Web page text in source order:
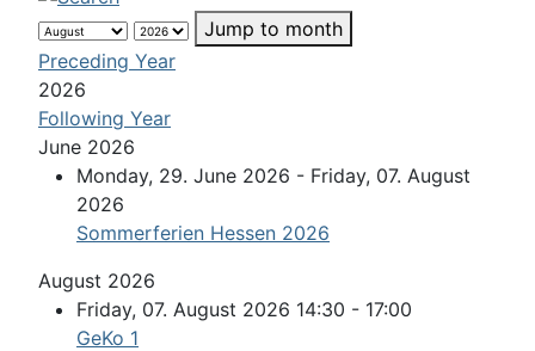
Jump to month
Preceding Year
2026
Following Year
June 2026
Monday, 29. June 2026 - Friday, 07. August
2026
Sommerferien Hessen 2026
August 2026
Friday, 07. August 2026 14:30 - 17:00
GeKo 1